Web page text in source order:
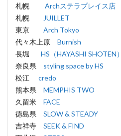
札幌 Archステラプレイス店
札幌
JUILLET
東京 Arch Tokyo
代々木上原 Burnish
長堀 HS（HAYASHI SHOTEN）
奈良県 styling space by HS
松江 credo
熊本県 MEMPHIS TWO
久留米 FACE
徳島県 SLOW & STEADY
吉祥寺 SEEK & FIND